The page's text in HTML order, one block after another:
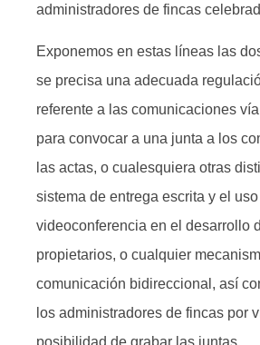
administradores de fincas
Exponemos en estas líneas las
se precisa una adecuada
referente a las comunicaciones
para convocar a una junta a los
las actas, o cualesquiera otras
sistema de entrega escrita y el
videoconferencia en el desarrollo
propietarios, o cualquier
comunicación bidireccional, así
los administradores de fincas por
posibilidad de grabar las juntas.